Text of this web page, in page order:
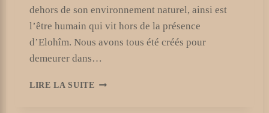
dehors de son environnement naturel, ainsi est
l’être humain qui vit hors de la présence
d’Elohîm. Nous avons tous été créés pour
demeurer dans…
LIRE LA SUITE LA